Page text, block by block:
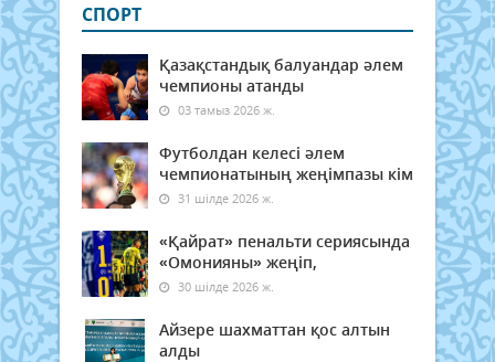
СПОРТ
Қазақстандық балуандар әлем
чемпионы атанды
03 тамыз 2026 ж.
Футболдан келесі әлем
чемпионатының жеңімпазы кім
31 шілде 2026 ж.
«Қайрат» пенальти сериясында
«Омонияны» жеңіп,
30 шілде 2026 ж.
Айзере шахматтан қос алтын
алды